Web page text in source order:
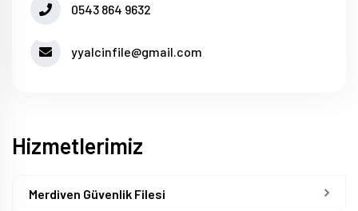
0543 864 9632
yyalcinfile@gmail.com
Hizmetlerimiz
Merdiven Güvenlik Filesi